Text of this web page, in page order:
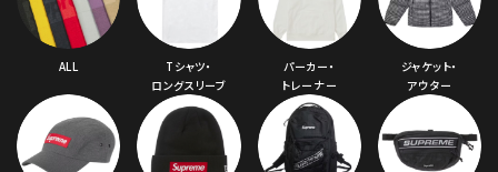
ALL
Tシャツ・
ロングスリーブ
パーカー・
トレーナー
ジャケット・
アウター